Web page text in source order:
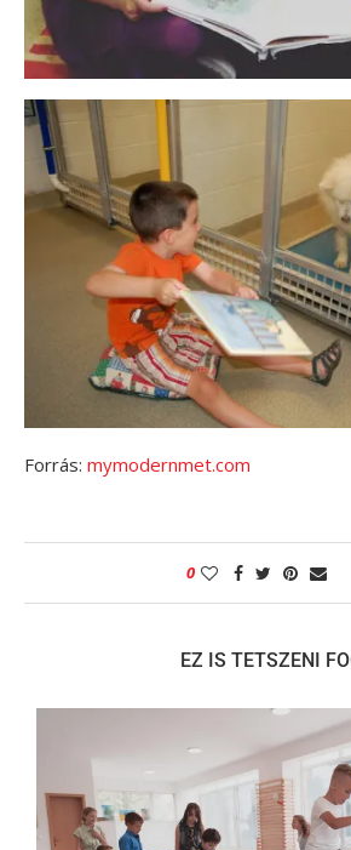
Forrás: mymodernmet.com
0
EZ IS TETSZENI